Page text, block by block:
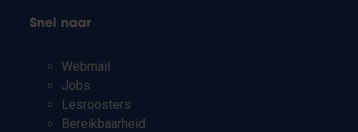
Snel naar
Webmail
Jobs
Lesroosters
Bereikbaarheid